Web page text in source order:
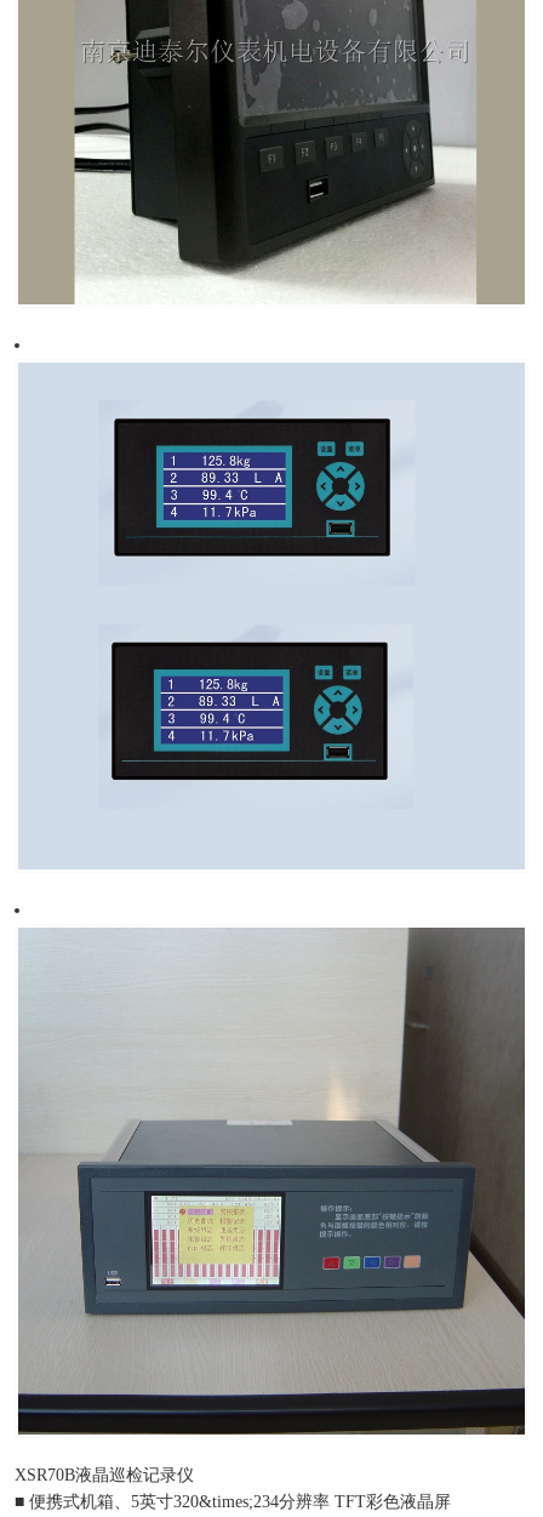
XSR70B液晶巡检记录仪
■ 便携式机箱、5英寸320&times;234分辨率 TFT彩色液晶屏